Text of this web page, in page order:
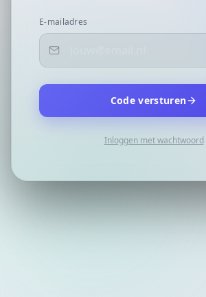
E-mailadres
Code versturen
Inloggen met wachtwoord